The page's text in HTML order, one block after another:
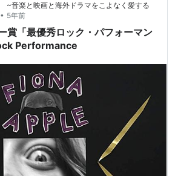
~音楽と映画と海外ドラマをこよなく愛する
• 5年前
賞「最優秀ロック・パフォーマン
Performance